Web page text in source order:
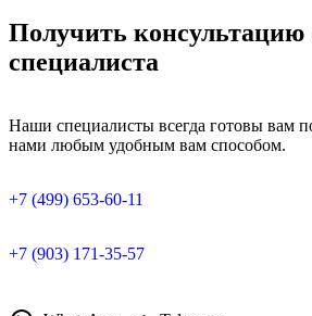
Получить консультацию
специалиста
Наши специалисты всегда готовы вам
нами любым удобным вам способом.
+7 (499) 653-60-11
+7 (903) 171-35-57